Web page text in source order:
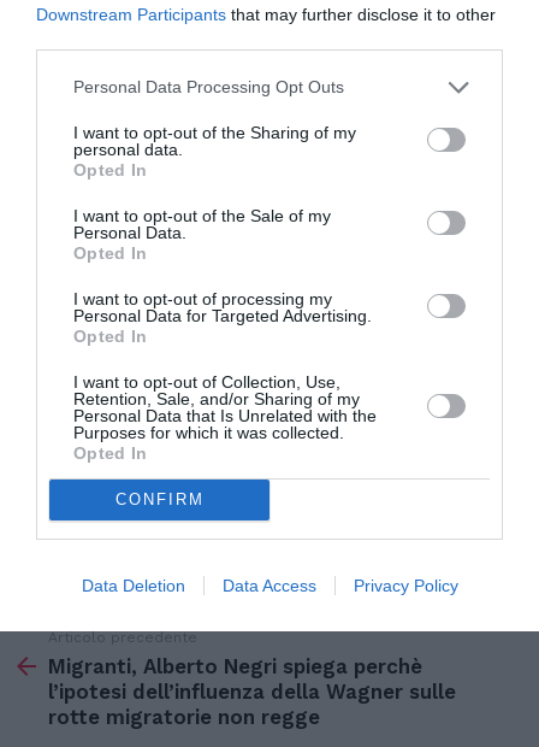
Downstream Participants that may further disclose it to other
Personal Data Processing Opt Outs
I want to opt-out of the Sharing of my
personal data.
Opted In
I want to opt-out of the Sale of my
Personal Data.
Opted In
I want to opt-out of processing my
Personal Data for Targeted Advertising.
Opted In
I want to opt-out of Collection, Use,
Retention, Sale, and/or Sharing of my
Personal Data that Is Unrelated with the
Purposes for which it was collected.
Opted In
CONFIRM
Data Deletion Data Access Privacy Policy
Vige ugualmente però l’obbligo di comunicazione
e trasmissione del modello Unilav al Centro per
l’impiego.
un’abitazione (condizione necessaria nel caso di
lavoratori assunti mediante procedura dei
“flussi”), in entrambi i casi il datore di lavoro
dovrà comunicare la cessione dell’abitazione
all’Autorità di Pubblica Sicurezza.
Articolo realizzato per Stranieri in Italia
di
Articolo precedente
Migranti, Alberto Negri spiega perchè
l’ipotesi dell’influenza della Wagner sulle
rotte migratorie non regge